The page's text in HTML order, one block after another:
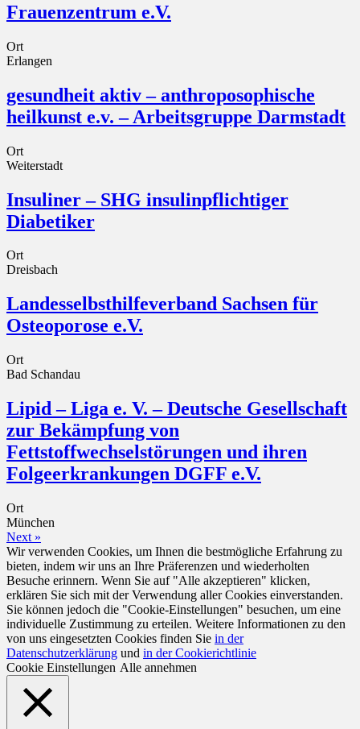
Frauenzentrum e.V.
Ort
Erlangen
gesundheit aktiv – anthroposophische
heilkunst e.v. – Arbeitsgruppe Darmstadt
Ort
Weiterstadt
Insuliner – SHG insulinpflichtiger
Diabetiker
Ort
Dreisbach
Landesselbsthilfeverband Sachsen für
Osteoporose e.V.
Ort
Bad Schandau
Lipid – Liga e. V. – Deutsche Gesellschaft
zur Bekämpfung von
Fettstoffwechselstörungen und ihren
Folgeerkrankungen DGFF e.V.
Ort
München
Next »
Wir verwenden Cookies, um Ihnen die bestmögliche Erfahrung zu
bieten, indem wir uns an Ihre Präferenzen und wiederholten
Besuche erinnern. Wenn Sie auf "Alle akzeptieren" klicken,
erklären Sie sich mit der Verwendung aller Cookies einverstanden.
Sie können jedoch die "Cookie-Einstellungen" besuchen, um eine
individuelle Zustimmung zu erteilen. Weitere Informationen zu den
von uns eingesetzten Cookies finden Sie in der
Datenschutzerklärung und in der Cookierichtlinie
Cookie Einstellungen Alle annehmen